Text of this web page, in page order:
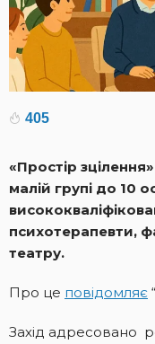
405
«Простір
малій групі до 10
психотерапевти,
театру.
Про це повідомляє
Захід адресовано